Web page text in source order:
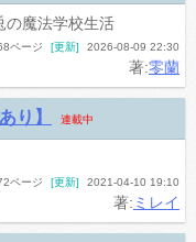
の魔法学校生活
著:零蘭
ページ [更新] 2026-08-09 22:30
り】 連載中
著: ミレイ
ページ [更新] 2021-04-10 19:10